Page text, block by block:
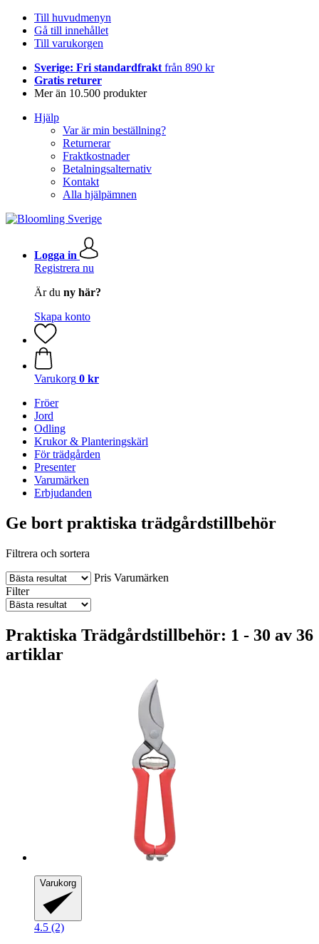
Till huvudmenyn
Gå till innehållet
Till varukorgen
Sverige: Fri standardfrakt från 890 kr
Gratis returer
Mer än 10.500 produkter
Hjälp
Var är min beställning?
Returnerar
Fraktkostnader
Betalningsalternativ
Kontakt
Alla hjälpämnen
Logga in
Registrera nu
Är du ny här?
Skapa konto
Varukorg 0 kr
Fröer
Jord
Odling
Krukor & Planteringskärl
För trädgården
Presenter
Varumärken
Erbjudanden
Ge bort praktiska trädgårdstillbehör
Filtrera och sortera
Pris Varumärken
Filter
Praktiska Trädgårdstillbehör: 1 - 30 av 36
artiklar
Varukorg
4.5 (2)